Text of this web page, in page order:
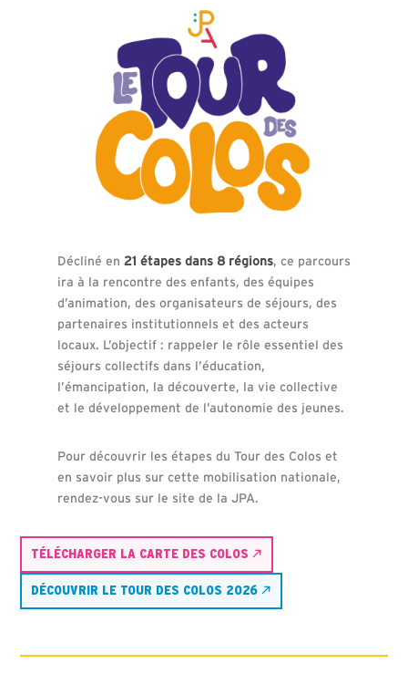
Décliné en 21 étapes dans 8 régions, ce parcours
ira à la rencontre des enfants, des équipes
d’animation, des organisateurs de séjours, des
partenaires institutionnels et des acteurs
locaux. L’objectif : rappeler le rôle essentiel des
séjours collectifs dans l’éducation,
l’émancipation, la découverte, la vie collective
et le développement de l’autonomie des jeunes.
Pour découvrir les étapes du Tour des Colos et
en savoir plus sur cette mobilisation nationale,
rendez-vous sur le site de la JPA.
TÉLÉCHARGER LA CARTE DES COLOS
DÉCOUVRIR LE TOUR DES COLOS 2026